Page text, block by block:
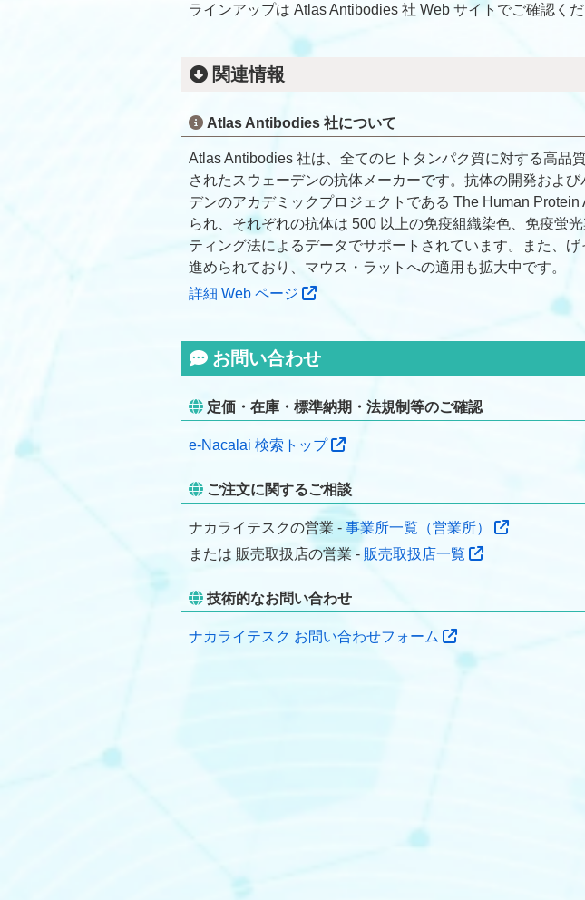
ラインアップは Atlas Antibodies 社 Web サイトでご確認くだ
関連情報
Atlas Antibodies 社について
Atlas Antibodies 社は、全てのヒトタンパク質に対する高品
されたスウェーデンの抗体メーカーです。抗体の開発およ
デンのアカデミックプロジェクトである The Human
られ、それぞれの抗体は 500 以上の免疫組織染色、免疫蛍
ティング法によるデータでサポートされています。また、
進められており、マウス・ラットへの適用も拡大中です。
詳細 Web ページ
お問い合わせ
定価・在庫・標準納期・法規制等のご確認
e-Nacalai 検索トップ
ご注文に関するご相談
ナカライテスクの営業 - 事業所一覧（営業所）
または 販売取扱店の営業 - 販売取扱店一覧
技術的なお問い合わせ
ナカライテスク お問い合わせフォーム